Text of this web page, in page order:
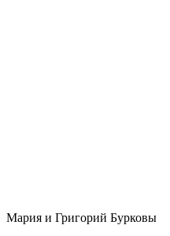
Мария и Григорий Бурковы